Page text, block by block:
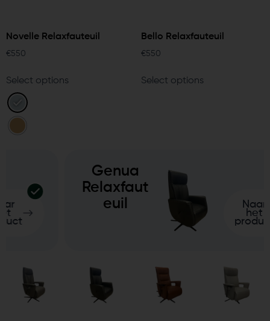
Novelle Relaxfauteuil
€550
Select options
Bello Relaxfauteuil
€550
Select options
Relaxfaut
Naar
product